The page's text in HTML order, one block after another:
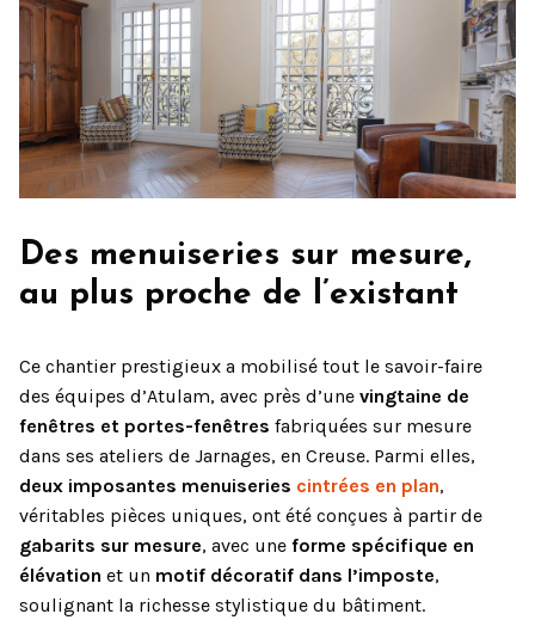
Des menuiseries sur mesure,
au plus proche de l’existant
Ce chantier prestigieux a mobilisé tout le savoir-faire
des équipes d’Atulam, avec près d’une vingtaine de
fenêtres et portes-fenêtres fabriquées sur mesure
dans ses ateliers de Jarnages, en Creuse. Parmi elles,
deux imposantes menuiseries cintrées en plan,
véritables pièces uniques, ont été conçues à partir de
gabarits sur mesure, avec une forme spécifique en
élévation et un motif décoratif dans l’imposte,
soulignant la richesse stylistique du bâtiment.